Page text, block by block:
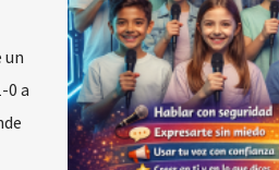
un
0 a